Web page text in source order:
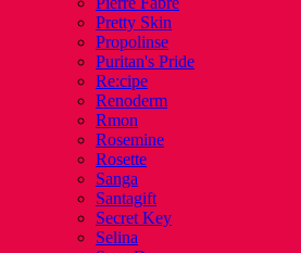
Pretty Skin
Propolinse
Puritan's Pride
Re:cipe
Renoderm
Rmon
Rosemine
Rosette
Sanga
Santagift
Secret Key
Selina